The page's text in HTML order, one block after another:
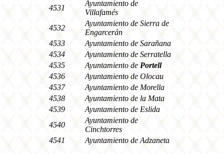
4531
Ayuntamiento de
Villafamés
4532
Ayuntamiento de Sierra de
Engarcerán
4533
Ayuntamiento de Sarañana
4534
Ayuntamiento de Serratella
4535
Ayuntamiento dePortell
4536
Ayuntamiento de Olocau
4537
Ayuntamiento de Morella
4538
Ayuntamiento de la Mata
4539
Ayuntamiento de Eslida
4540
Ayuntamiento de
Cinchtorres
4541
Ayuntamiento de Adzaneta